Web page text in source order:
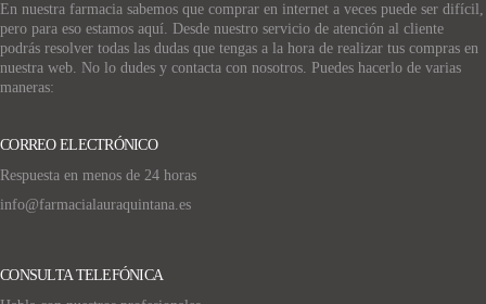
En nuestra farmacia sabemos que comprar en internet a veces puede ser difícil,
pero para eso estamos aquí. Desde nuestro servicio de atención al cliente
podrás resolver todas las dudas que tengas a la hora de realizar tus compras en
nuestra web. No lo dudes y contacta con nosotros. Puedes hacerlo de varias
maneras:
CORREO ELECTRÓNICO
Respuesta en menos de 24 horas
info@farmacialauraquintana.es
CONSULTA TELEFÓNICA